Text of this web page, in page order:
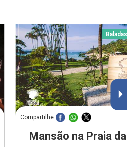
Compartilhe
Mansão na Praia